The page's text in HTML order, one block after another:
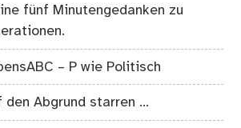
fünf Minutengedanken zu
– P wie Politisch
den Abgrund starren …